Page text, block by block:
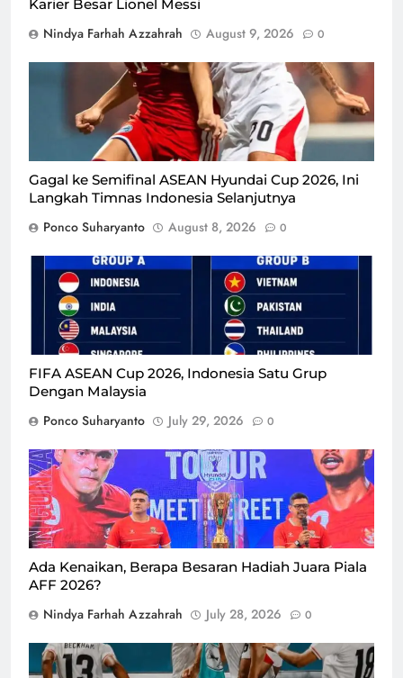
Karier Besar Lionel Messi
Nindya Farhah Azzahrah August 9, 2026 0
Gagal ke Semifinal ASEAN Hyundai Cup 2026, Ini
Langkah Timnas Indonesia Selanjutnya
Ponco Suharyanto August 8, 2026 0
FIFA ASEAN Cup 2026, Indonesia Satu Grup
Dengan Malaysia
Ponco Suharyanto July 29, 2026 0
Momen saat trofi Piala AFF 2026 dipamerkan di
Kasablanka, Jakarta, beberapa waktu lalu/Foto : Dok.
Istimewa
Ada Kenaikan, Berapa Besaran Hadiah Juara Piala
AFF 2026?
Nindya Farhah Azzahrah July 28, 2026 0